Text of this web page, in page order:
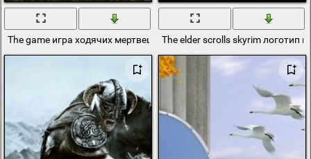
The game игра ходячих мертвецовThe elder scrolls skyrim логотип